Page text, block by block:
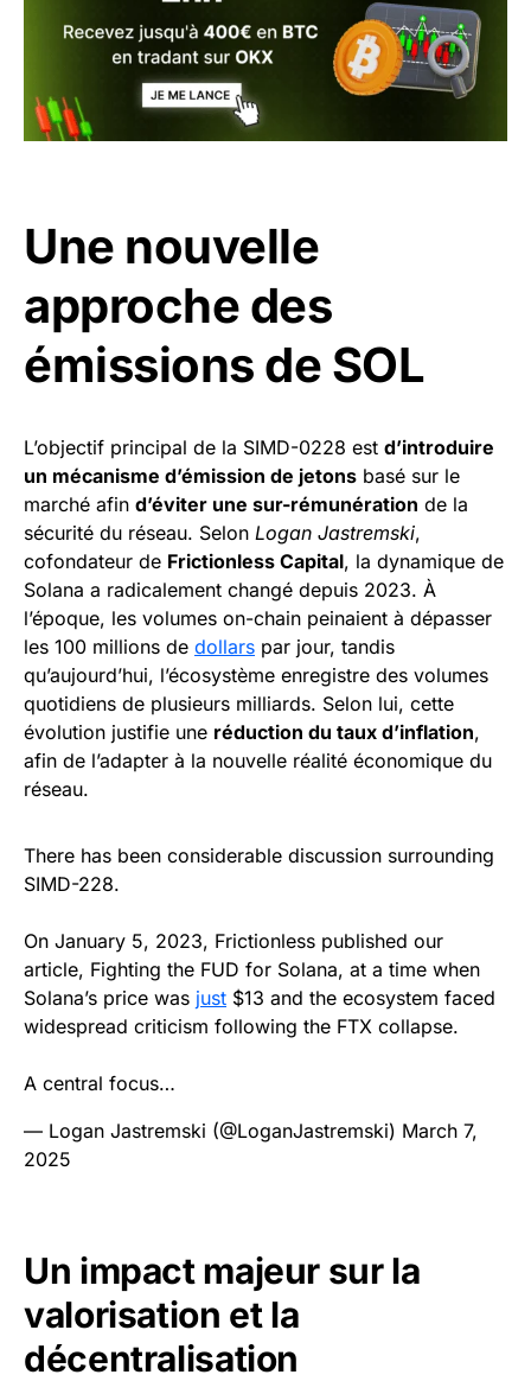
Une nouvelle
approche des
émissions de SOL
L’objectif principal de la SIMD-0228 est d’introduire
un mécanisme d’émission de jetons basé sur le
marché afin d’éviter une sur-rémunération de la
sécurité du réseau. Selon Logan Jastremski,
cofondateur de Frictionless Capital, la dynamique de
Solana a radicalement changé depuis 2023. À
l’époque, les volumes on-chain peinaient à dépasser
les 100 millions de dollars par jour, tandis
qu’aujourd’hui, l’écosystème enregistre des volumes
quotidiens de plusieurs milliards. Selon lui, cette
évolution justifie une réduction du taux d’inflation,
afin de l’adapter à la nouvelle réalité économique du
réseau.
There has been considerable discussion surrounding
SIMD-228.
On January 5, 2023, Frictionless published our
article, Fighting the FUD for Solana, at a time when
Solana’s price was just $13 and the ecosystem faced
widespread criticism following the FTX collapse.
A central focus…
— Logan Jastremski (@LoganJastremski) March 7,
2025
Un impact majeur sur la
valorisation et la
décentralisation